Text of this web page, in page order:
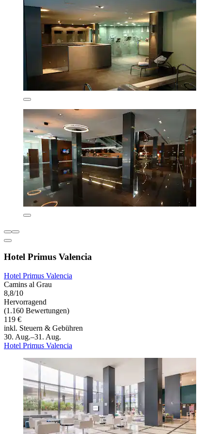
Hotel Primus Valencia
Hotel Primus Valencia
Camins al Grau
8,8/10
Hervorragend
(1.160 Bewertungen)
119 €
inkl. Steuern & Gebühren
30. Aug.–31. Aug.
Hotel Primus Valencia